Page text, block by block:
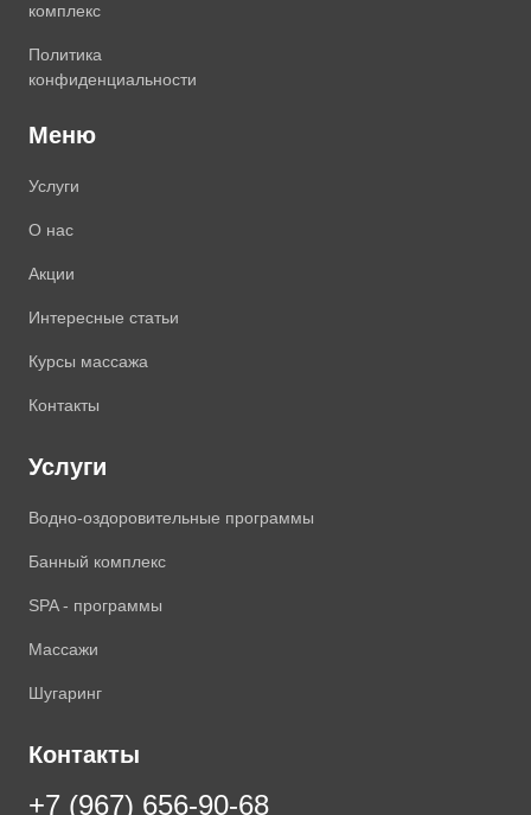
комплекс
Политика
конфиденциальности
Меню
Услуги
О нас
Акции
Интересные статьи
Курсы массажа
Контакты
Услуги
Водно-оздоровительные программы
Банный комплекс
SPA - программы
Массажи
Шугаринг
Контакты
+7 (967) 656-90-68